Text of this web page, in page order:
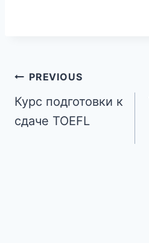
PREVIOUS
Курс подготовки к
сдаче TOEFL